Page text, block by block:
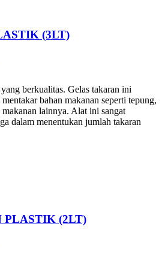
(3LT)
berkualitas. Gelas takaran ini
bahan makanan seperti tepung,
lainnya. Alat ini sangat
dalam menentukan jumlah takaran
PLASTIK (2LT)